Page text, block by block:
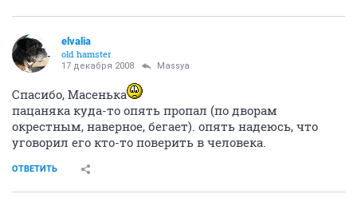
elvalia
old hamster
17 декабря 2008 Massya
Спасибо, Масенька
пацаняка куда-то опять пропал (по дворам
окрестным, наверное, бегает). опять надеюсь, что
уговорил его кто-то поверить в человека.
ОТВЕТИТЬ